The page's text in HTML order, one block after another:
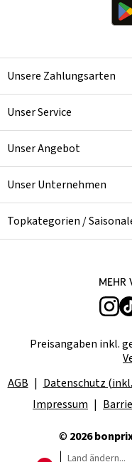
Unsere Zahlungsarten
Unser Service
Unser Angebot
Unser Unternehmen
Topkategorien /
Mehr
Preisangaben inkl.
AGB
Datenschutz
Impressum
© 2026
Land ändern...